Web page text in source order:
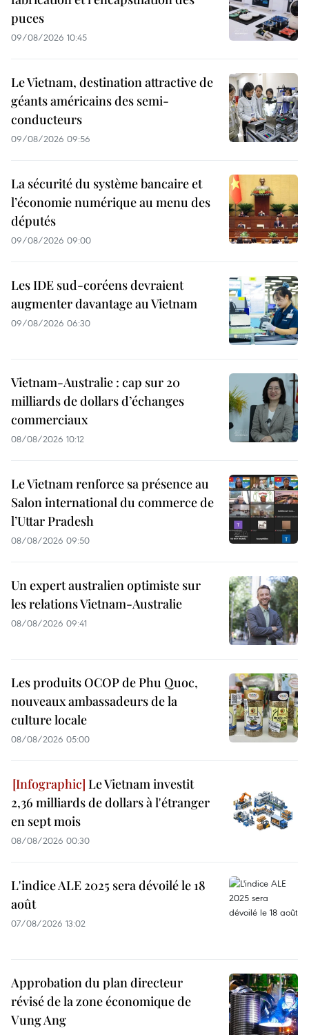
puces
09/08/2026 10:45
Le Vietnam, destination attractive de
géants américains des semi-
conducteurs
09/08/2026 09:56
La sécurité du système bancaire et
l’économie numérique au menu des
députés
09/08/2026 09:00
Les IDE sud-coréens devraient
augmenter davantage au Vietnam
09/08/2026 06:30
Vietnam-Australie : cap sur 20
milliards de dollars d’échanges
commerciaux
08/08/2026 10:12
Le Vietnam renforce sa présence au
Salon international du commerce de
l’Uttar Pradesh
08/08/2026 09:50
Un expert australien optimiste sur
les relations Vietnam-Australie
08/08/2026 09:41
Les produits OCOP de Phu Quoc,
nouveaux ambassadeurs de la
culture locale
08/08/2026 05:00
Le Vietnam investit
2,36 milliards de dollars à l'étranger
en sept mois
08/08/2026 00:30
L'indice ALE 2025 sera dévoilé le 18
août
07/08/2026 13:02
Approbation du plan directeur
révisé de la zone économique de
Vung Ang